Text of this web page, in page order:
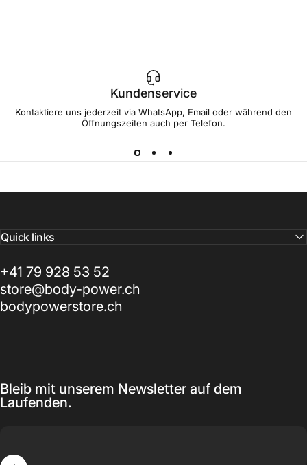
Kundenservice
Kontaktiere uns jederzeit via WhatsApp, Email oder während den
Öffnungszeiten auch per Telefon.
Quick links
+41 79 928 53 52
store@body-power.ch
bodypowerstore.ch
Bleib mit unserem Newsletter auf dem
Laufenden.